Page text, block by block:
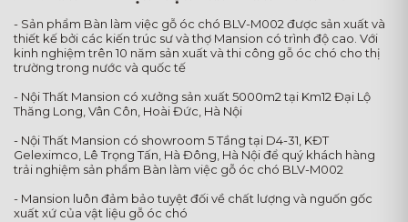
- Sản phẩm Bàn làm việc gỗ óc chó BLV-M002 được sản xuất và
thiết kế bởi các kiến trúc sư và thợ Mansion có trình độ cao. Với
kinh nghiệm trên 10 năm sản xuất và thi công gỗ óc chó cho thị
trường trong nước và quốc tế
- Nội Thất Mansion có xưởng sản xuất 5000m2 tại Km12 Đại Lộ
Thăng Long, Vân Côn, Hoài Đức, Hà Nội
- Nội Thất Mansion có showroom 5 Tầng tại D4-31, KĐT
Geleximco, Lê Trọng Tấn, Hà Đông, Hà Nội để quý khách hàng
trải nghiệm sản phẩm Bàn làm việc gỗ óc chó BLV-M002
- Mansion luôn đảm bảo tuyệt đối về chất lượng và nguốn gốc
xuất xứ của vật liệu gỗ óc chó